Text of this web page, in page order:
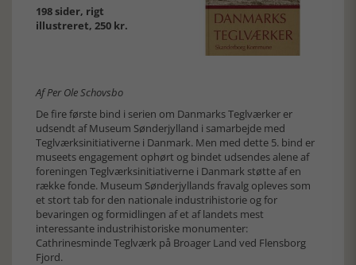
198 sider, rigt
illustreret, 250 kr.
Af Per Ole Schovsbo
De fire første bind i serien om Danmarks Teglværker er
udsendt af Museum Sønderjylland i samarbejde med
Teglværksinitiativerne i Danmark. Men med dette 5. bind er
museets engagement ophørt og bindet udsendes alene af
foreningen Teglværksinitiativerne i Danmark støtte af en
række fonde. Museum Sønderjyllands fravalg opleves som
et stort tab for den nationale industrihistorie og for
bevaringen og formidlingen af et af landets mest
interessante industrihistoriske monumenter:
Cathrinesminde Teglværk på Broager Land ved Flensborg
Fjord.